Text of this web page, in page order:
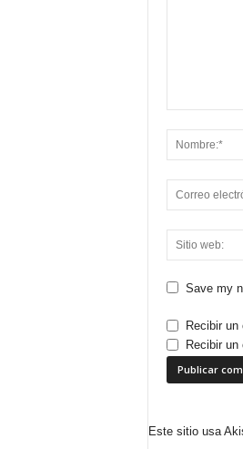
Save my
Recibir
Recibir
Este sitio usa